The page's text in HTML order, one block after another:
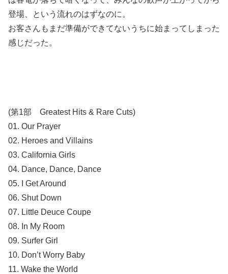
登場、という流れのはずなのに。
お客さんもまだ準備ができてないうちに始まってしまった
感じだった。
(第1部 Greatest Hits & Rare Cuts)
01. Our Prayer
02. Heroes and Villains
03. California Girls
04. Dance, Dance, Dance
05. I Get Around
06. Shut Down
07. Little Deuce Coupe
08. In My Room
09. Surfer Girl
10. Don’t Worry Baby
11. Wake the World